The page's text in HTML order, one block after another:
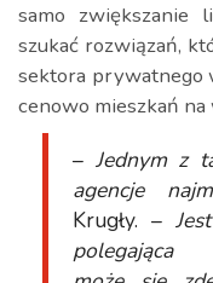
samo zwiększanie
szukać rozwiązań,
sektora prywatnego
cenowo mieszkań na
– Jednym z
agencje
Krugły. –